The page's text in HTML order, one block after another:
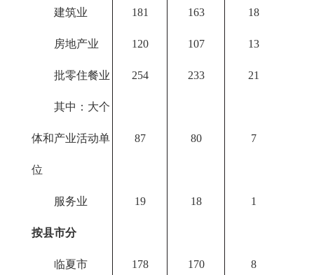
建筑业 181 163 18
房地产业 120 107 13
批零住餐业 254 233 21
其中：大个
体和产业活动单
位
87 80 7
服务业 19 18 1
按县市分
临夏市 178 170 8